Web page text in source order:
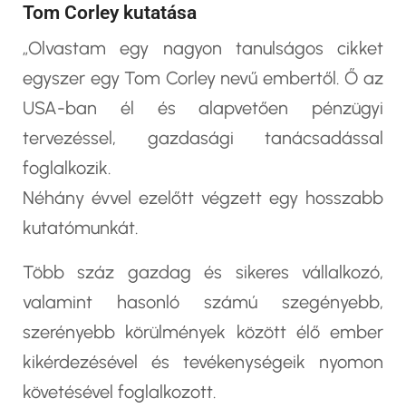
Tom Corley kutatása
„Olvastam egy nagyon tanulságos cikket
egyszer egy Tom Corley nevű embertől. Ő az
USA-ban él és alapvetően pénzügyi
tervezéssel, gazdasági tanácsadással
foglalkozik.
Néhány évvel ezelőtt végzett egy hosszabb
kutatómunkát.
Több száz gazdag és sikeres vállalkozó,
valamint hasonló számú szegényebb,
szerényebb körülmények között élő ember
kikérdezésével és tevékenységeik nyomon
követésével foglalkozott.